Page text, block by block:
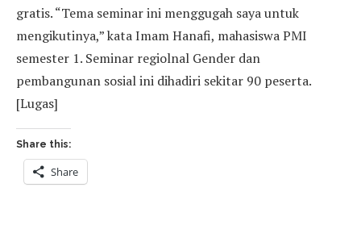
gratis. “Tema seminar ini menggugah saya untuk
mengikutinya,” kata Imam Hanafi, mahasiswa PMI
semester 1. Seminar regiolnal Gender dan
pembangunan sosial ini dihadiri sekitar 90 peserta.
[Lugas]
Share this:
Share